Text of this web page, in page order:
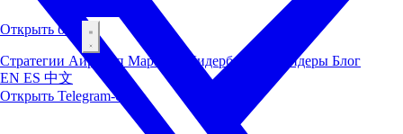
Открыть бот
Стратегии Аирдроп Маркеты Лидерборд Инсайдеры Блог
EN ES 中文
Открыть Telegram-бот